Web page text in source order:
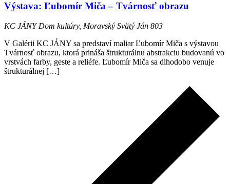
Výstava: Ľubomír Miča – Tvárnosť obrazu
KC JÁNYDom kultúry, Moravský Svätý Ján 803
V Galérii KC JÁNY sa predstaví maliar Ľubomír Miča s výstavou
Tvárnosť obrazu, ktorá prináša štrukturálnu abstrakciu budovanú vo
vrstvách farby, geste a reliéfe. Ľubomír Miča sa dlhodobo venuje
štrukturálnej […]